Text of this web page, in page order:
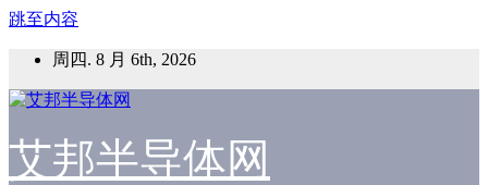
跳至内容
周四. 8 月 6th, 2026
艾邦半导体网